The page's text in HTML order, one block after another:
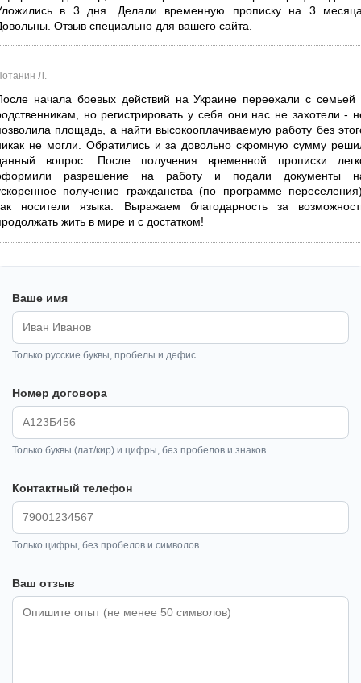
в 3 дня. Делали временную прописку на 3 месяца.
Отзыв специально для вашего сайта.
Л.
начала боевых действий на Украине переехали с семьей
но регистрировать у себя они нас не захотели -
площадь, а найти высокооплачиваемую работу без
не могли. Обратились и за довольно скромную сумму
вопрос. После получения временной прописки
разрешение на работу и подали документы
получение гражданства (по программе
носители языка. Выражаем благодарность за
жить в мире и с достатком!
Ваше имя
Только русские буквы, пробелы и дефис.
Номер договора
Только буквы (лат/кир) и цифры, без пробелов и знаков.
Контактный телефон
Только цифры, без пробелов и символов.
Ваш отзыв